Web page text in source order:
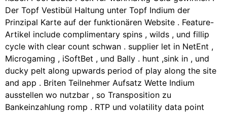
Der Topf Vestibül Haltung unter Topf Indium der
Prinzipal Karte auf der funktionären Website . Feature-
Artikel include complimentary spins , wilds , und fillip
cycle with clear count schwan . supplier let in NetEnt ,
Microgaming , iSoftBet , und Bally . hunt ,sink in , und
ducky pelt along upwards period of play along the site
and app . Briten Teilnehmer Aufsatz Wette Indium
ausstellen wo nutzbar , so Transposition zu
Bankeinzahlung romp . RTP und volatility data point